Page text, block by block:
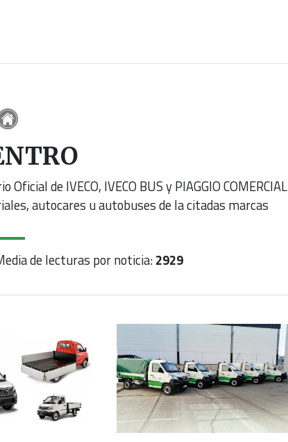
de IVECO, IVECO BUS y PIAGGIO COMERCIAL
autocares u autobuses de la citadas marcas
de lecturas por noticia:2929